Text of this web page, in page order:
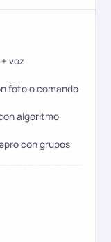
voz
foto o comando
algoritmo
con grupos